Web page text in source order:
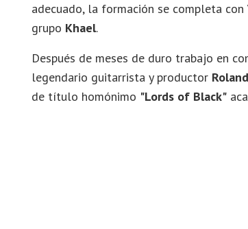
adecuado, la formación se completa con
grupo Khael.
Después de meses de duro trabajo en
legendario guitarrista y productor
de título homónimo "Lords of Black"